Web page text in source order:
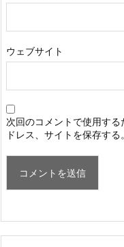
ウェブサイト
次回のコメントで使用す
ドレス、サイトを保存する。